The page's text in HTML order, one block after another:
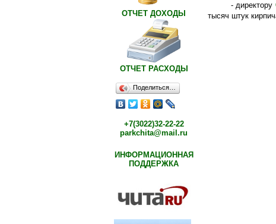
- директору
тысяч штук
ОТЧЕТ ДОХОДЫ
ОТЧЕТ РАСХОДЫ
Поделиться…
+7(3022)32-22-22
parkchita@mail.ru
ИНФОРМАЦИОННАЯ
ПОДДЕРЖКА